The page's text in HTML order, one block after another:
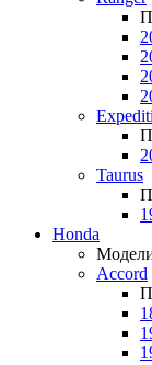
Taurus
Honda
Accord